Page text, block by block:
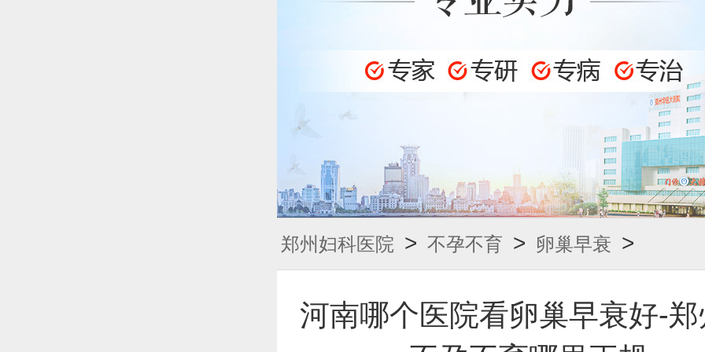
郑州妇科医院 > 不孕不育 > 卵巢早衰 >
河南哪个医院看卵巢早衰好-